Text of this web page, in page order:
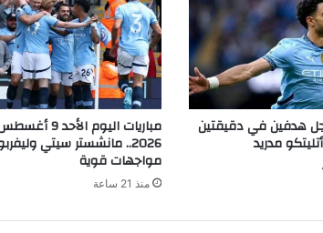
هدفين في دقيقتين
مدريد
مباريات اليوم الأحد 9
2026.. مانشستر سيتي
مواجهات قوية
منذ 21 ساعة